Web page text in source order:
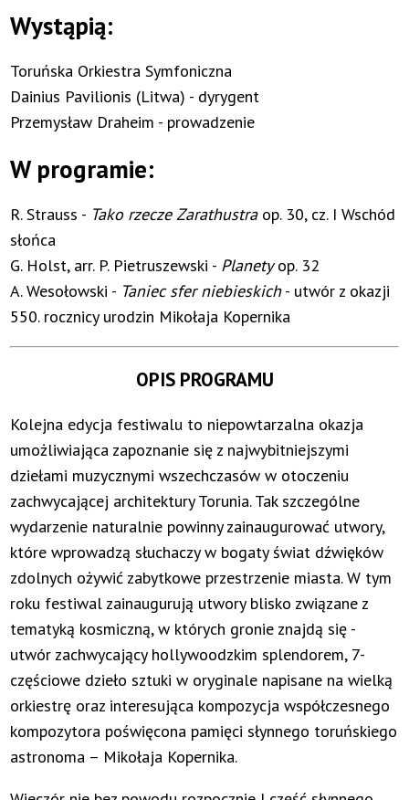
Wystąpią:
Toruńska Orkiestra Symfoniczna
Dainius Pavilionis (Litwa) - dyrygent
Przemysław Draheim - prowadzenie
W programie:
R. Strauss - Tako rzecze Zarathustraop. 30, cz. I Wschód
słońca
G. Holst, arr. P. Pietruszewski - Planetyop. 32
A. Wesołowski - Taniec sfer niebieskich- utwór z okazji
550. rocznicy urodzin Mikołaja Kopernika
OPIS PROGRAMU
Kolejna edycja festiwalu to niepowtarzalna okazja
umożliwiająca zapoznanie się z najwybitniejszymi
dziełami muzycznymi wszechczasów w otoczeniu
zachwycającej architektury Torunia. Tak szczególne
wydarzenie naturalnie powinny zainaugurować utwory,
które wprowadzą słuchaczy w bogaty świat dźwięków
zdolnych ożywić zabytkowe przestrzenie miasta. W tym
roku festiwal zainaugurują utwory blisko związane z
tematyką kosmiczną, w których gronie znajdą się -
utwór zachwycający hollywoodzkim splendorem, 7-
częściowe dzieło sztuki w oryginale napisane na wielką
orkiestrę oraz interesująca kompozycja współczesnego
kompozytora poświęcona pamięci słynnego toruńskiego
astronoma – Mikołaja Kopernika.